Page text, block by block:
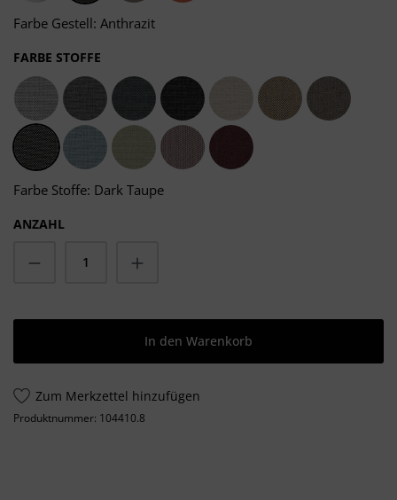
Farbe Gestell: Anthrazit
FARBE STOFFE
Light Grey Dark GreyGrafito GreySooty GreyChalk TaupeHeather Taupe
Carbon
Dark TaupeFrosty BlueMoss GreenSalmon RoséCarmine Red
Farbe Stoffe: Dark Taupe
ANZAHL
Produkt Anzahl: Gib den gewünschten
In den Warenkorb
Zum Merkzettel hinzufügen
Produktnummer: 104410.8